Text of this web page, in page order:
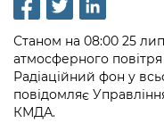
Рішення та
Проєкти
перебувають на
Рішення Київради
Освіта та
Дороги,
Навколишнє
Громадська
Громадський
Консультації з
Інформація з
Подати запит
Проекти
Медіагалерея
Підписатися на
КМДА / Subscribe
from the KCSA
Портал
Станом на 08:00 25
атмосферного
Радіаційний фон у
повідомляє
КМДА.